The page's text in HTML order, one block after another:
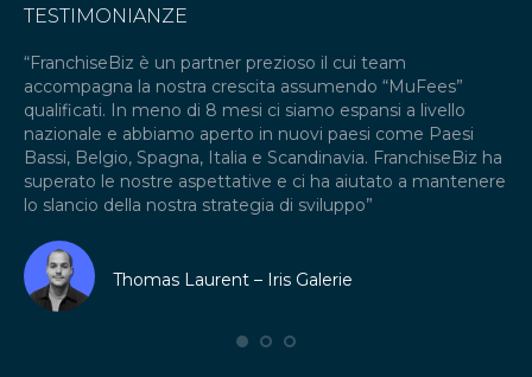
TESTIMONIANZE
“FranchiseBiz è un partner prezioso il cui team
accompagna la nostra crescita assumendo “MuFees”
qualificati. In meno di 8 mesi ci siamo espansi a livello
nazionale e abbiamo aperto in nuovi paesi come Paesi
Bassi, Belgio, Spagna, Italia e Scandinavia. FranchiseBiz ha
superato le nostre aspettative e ci ha aiutato a mantenere
lo slancio della nostra strategia di sviluppo”
Thomas Laurent – Iris Galerie